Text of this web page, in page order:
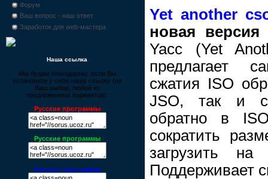
Форум
Ваш вопрос - наш ответ
Заработок для web-мастера
Наша ссылка
Мы будем благодарны, если Вы
установите у себя нашу ссылку (на
Ваш выбор, любой из
предложенных вариантов):
Русские программы
Русские программы
Русские программы
Yet another
новая
Yacc (Yet
предлагает
сжатия ISO
JSO, так и
обратно в
сократить
загрузить
Поддерживает